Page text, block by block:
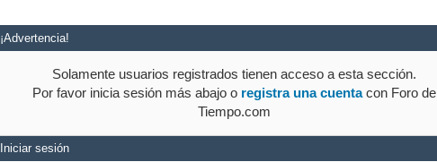
¡Advertencia!
Solamente usuarios registrados tienen acceso a esta sección.
Por favor inicia sesión más abajo o registra una cuentacon Foro de
Tiempo.com
Iniciar sesión